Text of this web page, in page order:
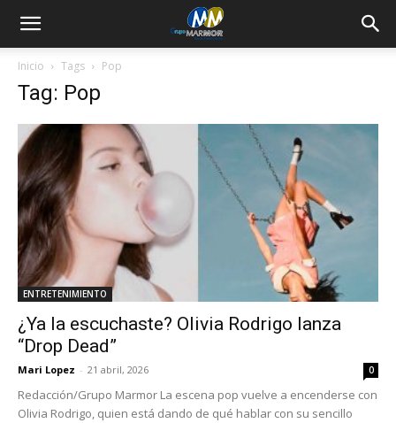
Inicio Tags Pop
Tag: Pop
ENTRETENIMIENTO
¿Ya la escuchaste? Olivia Rodrigo lanza
“Drop Dead”
Mari Lopez - 21 abril, 2026 0
Redacción/Grupo Marmor La escena pop vuelve a encenderse con
Olivia Rodrigo, quien está dando de qué hablar con su sencillo